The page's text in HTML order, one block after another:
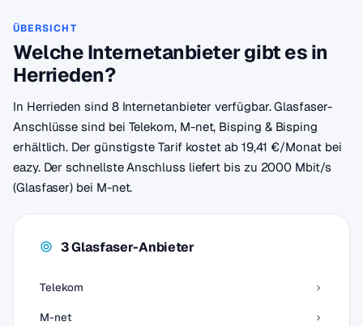
ÜBERSICHT
Welche Internetanbieter gibt es in
Herrieden?
In Herrieden sind 8 Internetanbieter verfügbar. Glasfaser-
Anschlüsse sind bei Telekom, M-net, Bisping & Bisping
erhältlich. Der günstigste Tarif kostet ab 19,41 €/Monat bei
eazy. Der schnellste Anschluss liefert bis zu 2000 Mbit/s
(Glasfaser) bei M-net.
3 Glasfaser-Anbieter
Telekom
M-net